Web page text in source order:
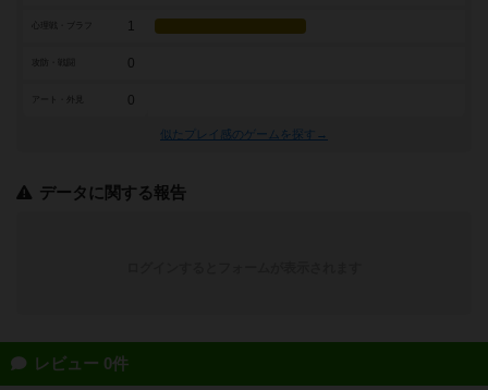
1
0
アート・外見 0
似たプレイ感のゲームを探す→
データに関する報告
レビュー 0件